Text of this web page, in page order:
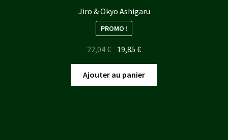
Jiro & Okyo Ashigaru
PROMO !
22,04€ Le
initial
était :
19,85€Le
actuel
est :
Ajouter au panier